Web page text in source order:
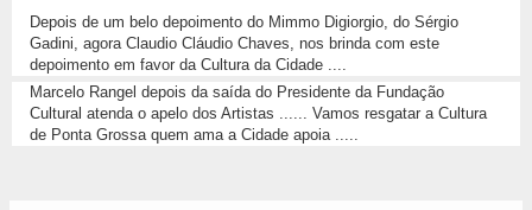
Depois de um belo depoimento do Mimmo Digiorgio, do Sérgio
Gadini, agora Claudio Cláudio Chaves, nos brinda com este
depoimento em favor da Cultura da Cidade ....
Marcelo Rangel depois da saída do Presidente da Fundação
Cultural atenda o apelo dos Artistas ...... Vamos resgatar a Cultura
de Ponta Grossa quem ama a Cidade apoia .....